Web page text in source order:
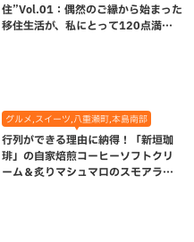
住”Vol.01：偶然のご縁から始まった
移住生活が、私にとって120点満点
グルメ,スイーツ,八重瀬町,本島南部
行列ができる理由に納得！「新垣珈
琲」の自家焙煎コーヒーソフトクリ
ーム＆炙りマシュマロのスモアラテ